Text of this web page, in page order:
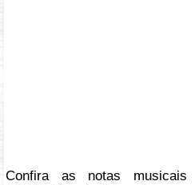
Confira as notas